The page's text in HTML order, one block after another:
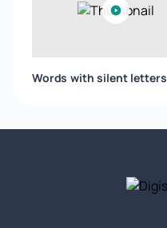
Words with silent letters